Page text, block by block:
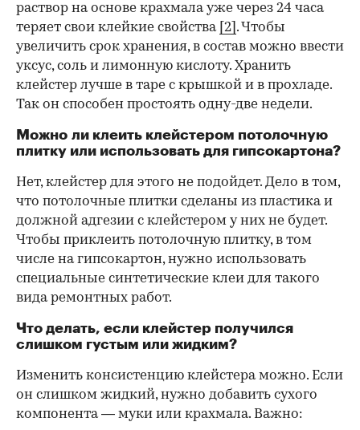
раствор на основе крахмала уже через 24 часа
теряет свои клейкие свойства [2] . Чтобы
увеличить срок хранения, в состав можно ввести
уксус, соль и лимонную кислоту. Хранить
клейстер лучше в таре с крышкой и в прохладе.
Так он способен простоять одну-две недели.
Можно ли клеить клейстером потолочную
плитку или использовать для гипсокартона?
Нет, клейстер для этого не подойдет. Дело в том,
что потолочные плитки сделаны из пластика и
должной адгезии с клейстером у них не будет.
Чтобы приклеить потолочную плитку, в том
числе на гипсокартон, нужно использовать
специальные синтетические клеи для такого
вида ремонтных работ.
Что делать, если клейстер получился
слишком густым или жидким?
Изменить консистенцию клейстера можно. Если
он слишком жидкий, нужно добавить сухого
компонента — муки или крахмала. Важно: